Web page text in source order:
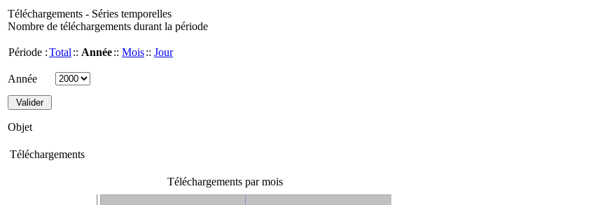
Téléchargements - Séries temporelles
Nombre de téléchargements durant la période
Période :Total :: Année:: Mois:: Jour
Année
Objet
Téléchargements
Téléchargements par mois